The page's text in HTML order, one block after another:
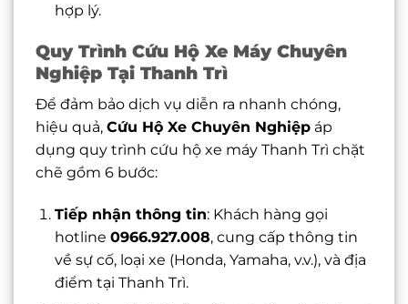
hợp lý.
Quy Trình Cứu Hộ Xe Máy Chuyên
Nghiệp Tại Thanh Trì
Để đảm bảo dịch vụ diễn ra nhanh chóng,
hiệu quả, Cứu Hộ Xe Chuyên Nghiệp áp
dụng quy trình cứu hộ xe máy Thanh Trì chặt
chẽ gồm 6 bước:
Tiếp nhận thông tin: Khách hàng gọi
hotline 0966.927.008, cung cấp thông tin
về sự cố, loại xe (Honda, Yamaha, v.v.), và địa
điểm tại Thanh Trì.